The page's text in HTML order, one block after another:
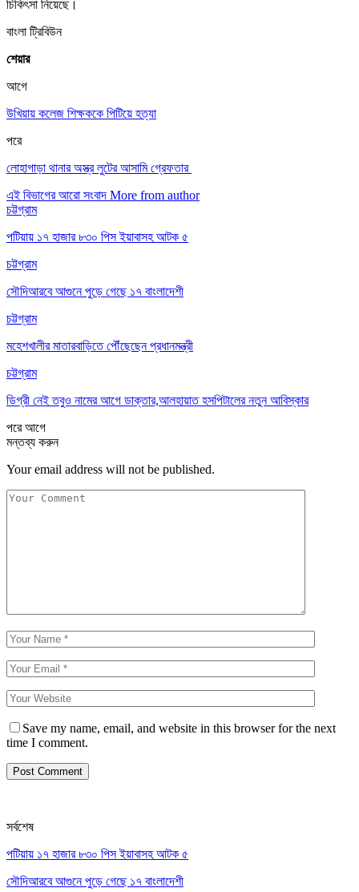
চিকিৎসা নিয়েছে।
বাংলা ট্রিবিউন
শেয়ার
আগে
উখিয়ায় কলেজ শিক্ষককে পিটিয়ে হত্যা
পরে
লোহাগাড়া থানার অস্ত্র লুটের আসামি গ্রেফতার
এই বিভাগের আরো সংবাদ More from author
চট্টগ্রাম
পটিয়ায় ১৭ হাজার ৮৩০ পিস ইয়াবাসহ আটক ৫
চট্টগ্রাম
সৌদিআরবে আগুনে পুড়ে গেছে ১৭ বাংলাদেশী
চট্টগ্রাম
মহেশখালীর মাতারবাড়িতে পৌঁছেছেন প্রধানমন্ত্রী
চট্টগ্রাম
ডিগ্রী নেই তবুও নামের আগে ডাক্তার,আলহায়াত হসপিটালের নতুন আবিস্কার
পরেআগে
মন্তব্য করুন
Your email address will not be published.
Save my name, email, and website in this browser for the next
time I comment.
সর্বশেষ
পটিয়ায় ১৭ হাজার ৮৩০ পিস ইয়াবাসহ আটক ৫
সৌদিআরবে আগুনে পুড়ে গেছে ১৭ বাংলাদেশী